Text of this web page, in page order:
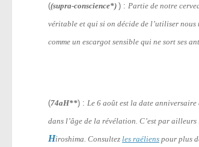
((supra-conscience*) ) : Partie de notre
véritable et qui si on décide de l’utiliser nous
comme un escargot sensible qui ne sort ses
(74aH**) : Le 6 août est la date
dans l’âge de la révélation. C’est par
Hiroshima. Consultez les raéliens pour plus